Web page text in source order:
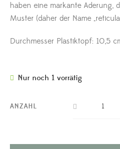
haben eine markante Aderung,
Muster (daher der Name
Durchmesser Plastiktopf: 10,5
Nur noch 1 vorrätig
ANZAHL